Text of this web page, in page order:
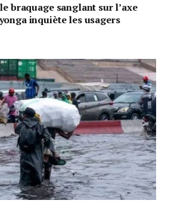
braquage sanglant sur l’axe
inquiète les usagers